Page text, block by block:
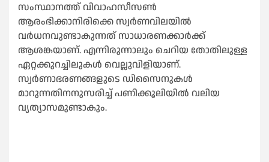
സംസ്ഥാനത്ത് വിവാഹസീസണ്‍
ആരംഭിക്കാനിരിക്കെ സ്വർണവിലയില്‍
വർധനവുണ്ടാകുന്നത് സാധാരണക്കാർക്ക്
ആശങ്കയാണ്. എന്നിരുന്നാലും ചെറിയ തോതിലുള്ള
ഏറ്റക്കുറച്ചിലുകള്‍ വെല്ലുവിളിയാണ്.
സ്വർണാഭരണങ്ങളുടെ ഡിസൈനുകള്‍
മാറുന്നതിനനുസരിച്ച്‌ പണിക്കൂലിയില്‍ വലിയ
വ്യത്യാസമുണ്ടാകും.